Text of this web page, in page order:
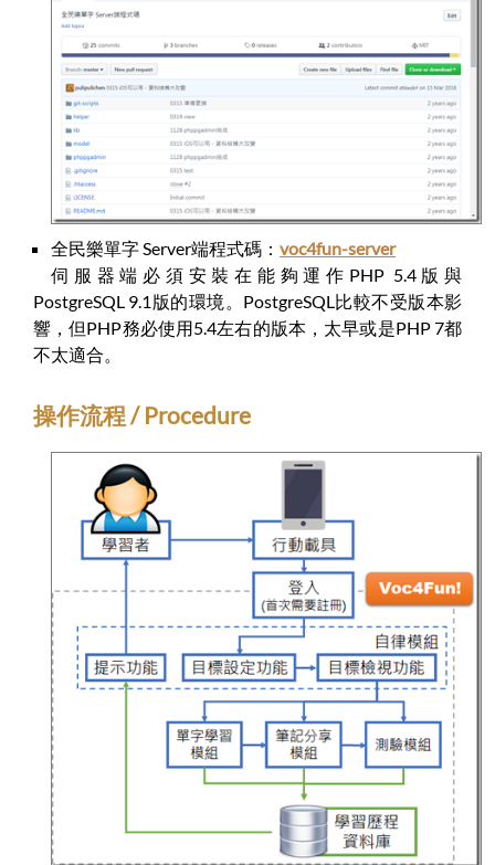
全民樂單字 Server端程式碼： voc4fun-server
伺服器端必須安裝在能夠運作PHP 5.4版與
PostgreSQL 9.1版的環境。PostgreSQL比較不受版本影
響，但PHP務必使用5.4左右的版本，太早或是PHP 7都
不太適合。
操作流程 / Procedure